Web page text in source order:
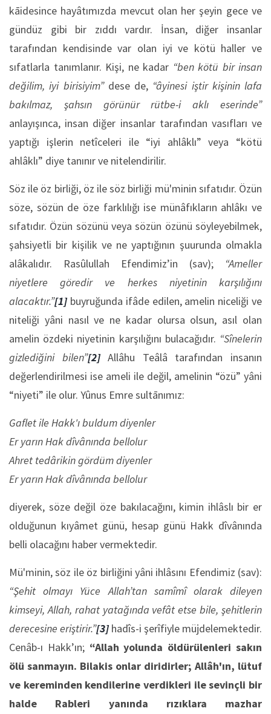
kāidesince hayâtımızda mevcut olan her şeyin gece ve
gündüz gibi bir zıddı vardır. İnsan, diğer insanlar
tarafından kendisinde var olan iyi ve kötü haller ve
sıfatlarla tanımlanır. Kişi, ne kadar “ben kötü bir insan
değilim, iyi birisiyim”dese de, “âyinesi iştir kişinin lafa
bakılmaz, şahsın görünür rütbe-i aklı eserinde”
anlayışınca, insan diğer insanlar tarafından vasıfları ve
yaptığı işlerin netîceleri ile “iyi ahlâklı” veya “kötü
ahlâklı” diye tanınır ve nitelendirilir.
Söz ile öz birliği, öz ile söz birliği mü'minin sıfatıdır. Özün
söze, sözün de öze farklılığı ise münâfıkların ahlâkı ve
sıfatıdır. Özün sözünü veya sözün özünü söyleyebilmek,
şahsiyetli bir kişilik ve ne yaptığının şuurunda olmakla
alâkalıdır. Rasûlullah Efendimiz’in (sav); “Ameller
niyetlere göredir ve herkes niyetinin karşılığını
alacaktır.”[1] buyruğunda ifâde edilen, amelin niceliği ve
niteliği yâni nasıl ve ne kadar olursa olsun, asıl olan
amelin özdeki niyetinin karşılığını bulacağıdır. “Sînelerin
gizlediğini bilen”[2] Allâhu Teâlâ tarafından insanın
değerlendirilmesi ise ameli ile değil, amelinin “özü” yâni
“niyeti” ile olur. Yûnus Emre sultānımız:
Gaflet ile Hakk'ı buldum diyenler
Er yarın Hak dîvânında bellolur
Ahret tedârikin gördüm diyenler
Er yarın Hak dîvânında bellolur
diyerek, söze değil öze bakılacağını, kimin ihlâslı bir er
olduğunun kıyâmet günü, hesap günü Hakk dîvânında
belli olacağını haber vermektedir.
Mü'minin, söz ile öz birliğini yâni ihlâsını Efendimiz (sav):
“Şehit olmayı Yüce Allah’tan samîmî olarak dileyen
kimseyi, Allah, rahat yatağında vefât etse bile, şehitlerin
derecesine eriştirir.”[3] hadîs-i şerîfiyle müjdelemektedir.
Cenâb-ı Hakk’ın; “Allah yolunda öldürülenleri sakın
ölü sanmayın. Bilakis onlar diridirler; Allâh'ın, lütuf
ve kereminden kendilerine verdikleri ile sevinçli bir
halde Rableri yanında rızıklara mazhar